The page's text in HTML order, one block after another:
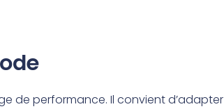
de performance. Il convient d’adapter